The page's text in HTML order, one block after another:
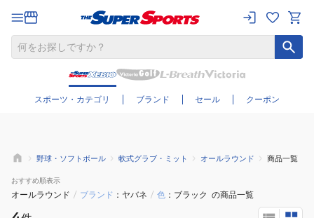
スポーツ・カテゴリ ブランド セール クーポン
さらに絞り込む
野球・ソフトボール 軟式グラブ・ミット オールラウンド 商品一覧
おすすめ順表示
オールラウンド / ブランド ヤバネ / 色 ブラック の商品一覧